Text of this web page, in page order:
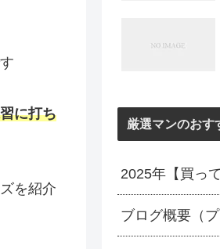
に打ち
を紹介
厳選マンのおす
2025年【買っ
ブログ概要（プ